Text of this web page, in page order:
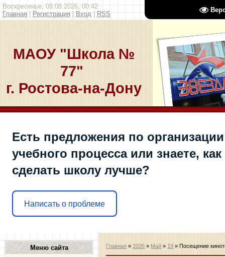
Воскресенье, 09.08.2026, 00:42
Главная
Регистрация Вход RSS
МАОУ "Школа №
77"
г. Ростова-на-Дону
Есть предложения по организации
учебного процесса или знаете, как
сделать школу лучше?
Написать о проблеме
Меню сайта Главная »2026 » Май » 19 » Посещение